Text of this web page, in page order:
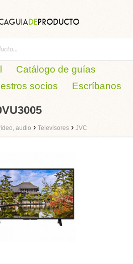
Catálogo de guías
socios Escríbanos
audio › Televisores › JVC